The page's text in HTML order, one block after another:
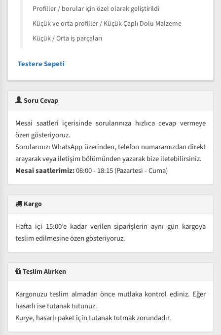
Profiller / borular için özel olarak geliştirildi
Küçük ve orta profiller / Küçük Çaplı Dolu Malzeme
Küçük / Orta iş parçaları
Testere Sepeti
Soru Cevap
Mesai saatleri içerisinde sorularınıza hızlıca cevap vermeye
özen gösteriyoruz.
Sorularınızı WhatsApp üzerinden, telefon numaramızdan direkt
arayarak veya iletişim bölümünden yazarak bize iletebilirsiniz.
Mesai saatlerimiz:08:00 - 18:15 (Pazartesi - Cuma)
Kargo
Hafta içi 15:00’e kadar verilen siparişlerin aynı gün kargoya
teslim edilmesine özen gösteriyoruz.
Teslim Alırken
Kargonuzu teslim almadan önce mutlaka kontrol ediniz. Eğer
hasarlı ise tutanak tutunuz.
Kurye, hasarlı paket için tutanak tutmak zorundadır.